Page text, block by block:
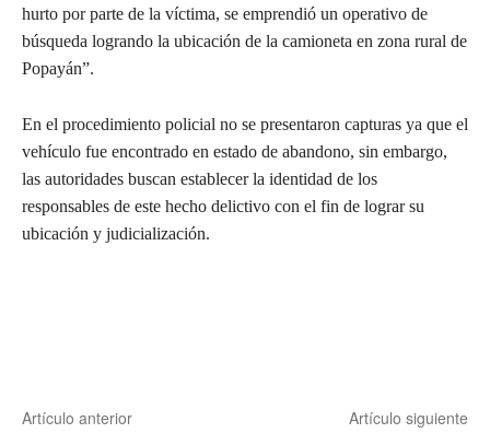
hurto por parte de la víctima, se emprendió un operativo de
búsqueda logrando la ubicación de la camioneta en zona rural de
Popayán”.
En el procedimiento policial no se presentaron capturas ya que el
vehículo fue encontrado en estado de abandono, sin embargo,
las autoridades buscan establecer la identidad de los
responsables de este hecho delictivo con el fin de lograr su
ubicación y judicialización.
Artículo anterior Artículo siguiente